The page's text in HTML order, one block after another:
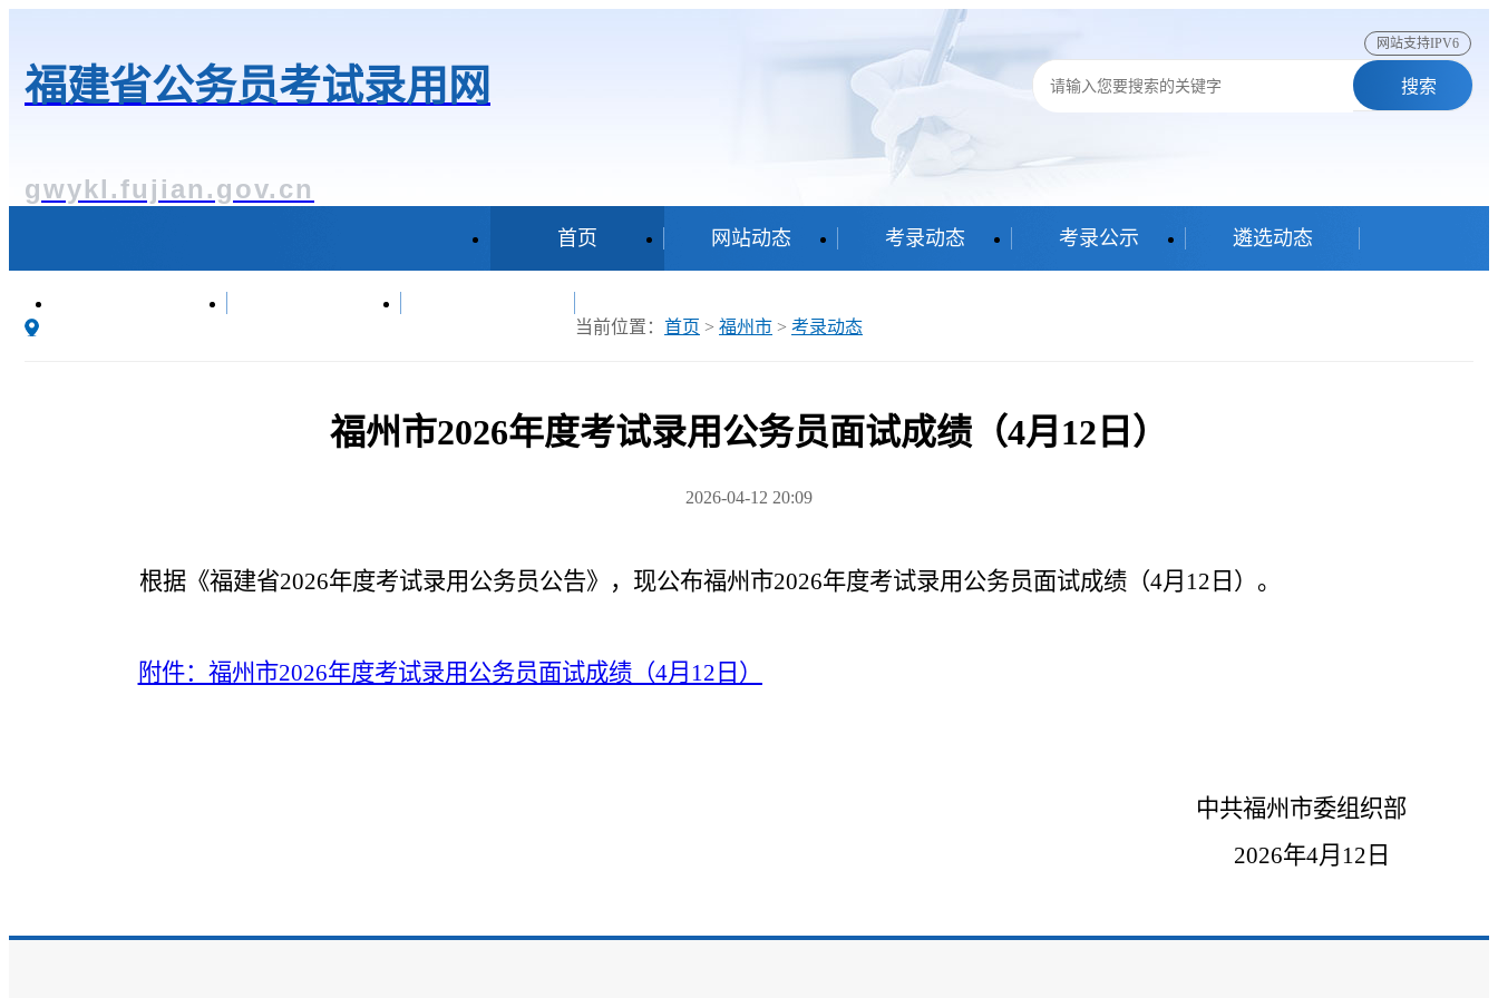
福建省公务员考试录用网
gwykl.fujian.gov.cn
网站支持IPV6
搜索
首页 网站动态 考录动态 考录公示 遴选动态
当前位置： 首页 > 福州市 > 考录动态
福州市2026年度考试录用公务员面试成绩（4月12日）
2026-04-12 20:09
根据《福建省2026年度考试录用公务员公告》，现公布福州市2026年度考试录用公务员面试成绩（4月12日）。
附件：福州市2026年度考试录用公务员面试成绩（4月12日）
中共福州市委组织部
2026年4月12日